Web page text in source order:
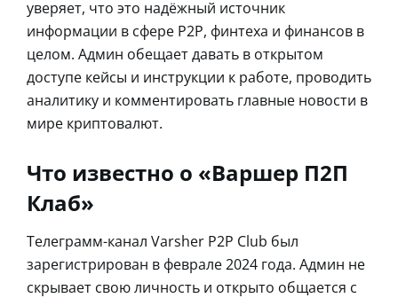
уверяет, что это надёжный источник
информации в сфере P2P, финтеха и финансов в
целом. Админ обещает давать в открытом
доступе кейсы и инструкции к работе, проводить
аналитику и комментировать главные новости в
мире криптовалют.
Что известно о «Варшер П2П
Клаб»
Телеграмм-канал Varsher P2P Club был
зарегистрирован в феврале 2024 года. Админ не
скрывает свою личность и открыто общается с